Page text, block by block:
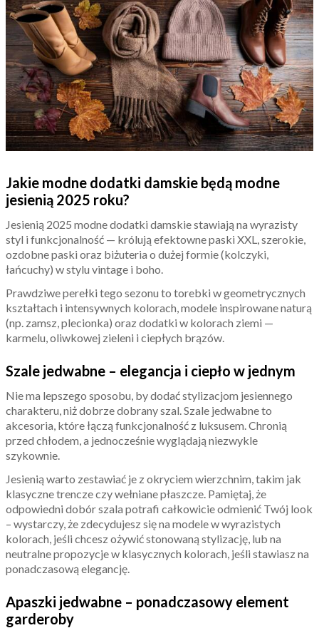
Jakie modne dodatki damskie będą modne
jesienią 2025 roku?
Jesienią 2025 modne dodatki damskie stawiają na wyrazisty
styl i funkcjonalność — królują efektowne paski XXL, szerokie,
ozdobne paski oraz biżuteria o dużej formie (kolczyki,
łańcuchy) w stylu vintage i boho.
Prawdziwe perełki tego sezonu to torebki w geometrycznych
kształtach i intensywnych kolorach, modele inspirowane naturą
(np. zamsz, plecionka) oraz dodatki w kolorach ziemi —
karmelu, oliwkowej zieleni i ciepłych brązów.
Szale jedwabne – elegancja i ciepło w jednym
Nie ma lepszego sposobu, by dodać stylizacjom jesiennego
charakteru, niż dobrze dobrany szal. Szale jedwabne to
akcesoria, które łączą funkcjonalność z luksusem. Chronią
przed chłodem, a jednocześnie wyglądają niezwykle
szykownie.
Jesienią warto zestawiać je z okryciem wierzchnim, takim jak
klasyczne trencze czy wełniane płaszcze. Pamiętaj, że
odpowiedni dobór szala potrafi całkowicie odmienić Twój look
– wystarczy, że zdecydujesz się na modele w wyrazistych
kolorach, jeśli chcesz ożywić stonowaną stylizację, lub na
neutralne propozycje w klasycznych kolorach, jeśli stawiasz na
ponadczasową elegancję.
Apaszki jedwabne – ponadczasowy element
garderoby